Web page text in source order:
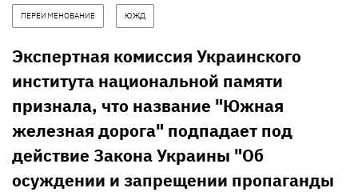
ПЕРЕИМЕНОВАНИЕ ЮЖД
Экспертная комиссия Украинского
института национальной памяти
признала, что название "Южная
железная дорога" подпадает под
действие Закона Украины "Об
осуждении и запрещении пропаганды